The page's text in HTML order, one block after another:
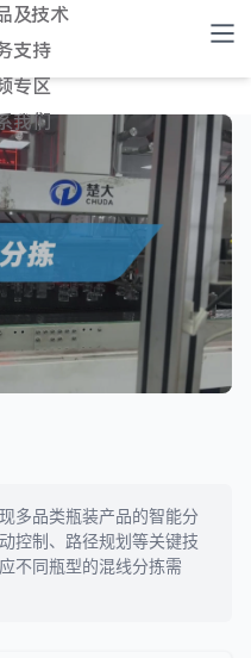
及技术
支持
专区
我们
多品类瓶装产品的智能分
控制、路径规划等关键技
不同瓶型的混线分拣需